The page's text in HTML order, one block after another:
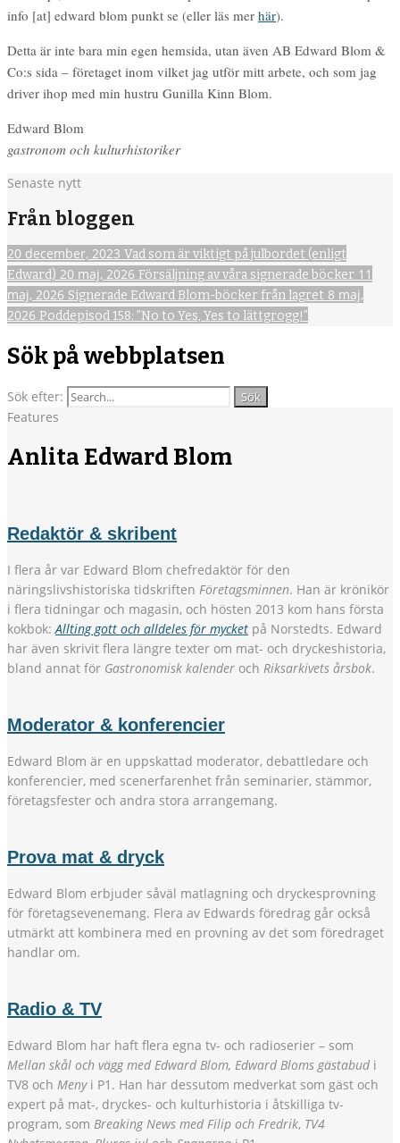
info [at] edward blom punkt se (eller läs mer här).
Detta är inte bara min egen hemsida, utan även AB Edward Blom &
Co:s sida – företaget inom vilket jag utför mitt arbete, och som jag
driver ihop med min hustru Gunilla Kinn Blom.
Edward Blom
gastronom och kulturhistoriker
Senaste nytt
Från bloggen
20 december, 2023 Vad som är viktigt på julbordet (enligt
Edward) 20 maj, 2026 Försäljning av våra signerade böcker 11
maj, 2026 Signerade Edward Blom-böcker från lagret 8 maj,
2026 Poddepisod 158: ”No to Yes, Yes to lättgrogg!”
Sök på webbplatsen
Sök efter:
Features
Anlita Edward Blom
Redaktör & skribent
I flera år var Edward Blom chefredaktör för den
näringslivshistoriska tidskriften Företagsminnen. Han är krönikör
i flera tidningar och magasin, och hösten 2013 kom hans första
kokbok:Allting gott och alldeles för mycket på Norstedts. Edward
har även skrivit flera längre texter om mat- och dryckeshistoria,
bland annat för Gastronomisk kalender och Riksarkivets årsbok.
Moderator & konferencier
Edward Blom är en uppskattad moderator, debattledare och
konferencier, med scenerfarenhet från seminarier, stämmor,
företagsfester och andra stora arrangemang.
Prova mat & dryck
Edward Blom erbjuder såväl matlagning och dryckesprovning
för företagsevenemang. Flera av Edwards föredrag går också
utmärkt att kombinera med en provning av det som föredraget
handlar om.
Radio & TV
Edward Blom har haft flera egna tv- och radioserier – som
Mellan skål och vägg med Edward Blom, Edward Bloms gästabud i
TV8 och Menyi P1. Han har dessutom medverkat som gäst och
expert på mat-, dryckes- och kulturhistoria i åtskilliga tv-
program, som Breaking News med Filip och Fredrik, TV4